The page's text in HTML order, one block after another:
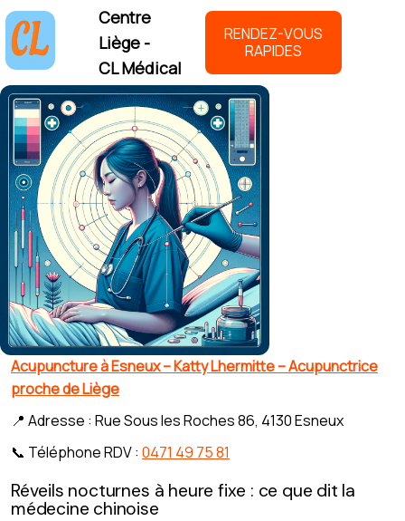
Centre
Liège -
CL Médical
RENDEZ-VOUS
RAPIDES
Acupuncture à Esneux – Katty Lhermitte – Acupunctrice
proche de Liège
📍 Adresse : Rue Sous les Roches 86, 4130 Esneux
📞 Téléphone RDV : 0471 49 75 81
Réveils nocturnes à heure fixe : ce que dit la
médecine chinoise